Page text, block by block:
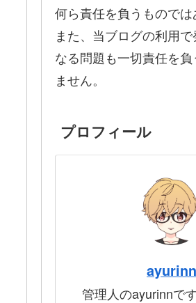
何ら責任を負うものでは
また、当ブログの利用
なる問題も一切責任を
ません。
プロフィール
ayurinn
管理人のayurinnです